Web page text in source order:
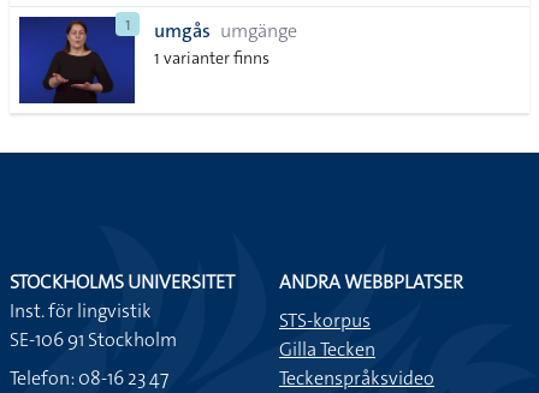
1 umgås umgänge
1 varianter finns
STOCKHOLMS UNIVERSITET
Inst. för lingvistik
SE-106 91 Stockholm
Telefon: 08-16 23 47
ANDRA WEBBPLATSER
STS-korpus
Gilla Tecken
Teckenspråksvideo